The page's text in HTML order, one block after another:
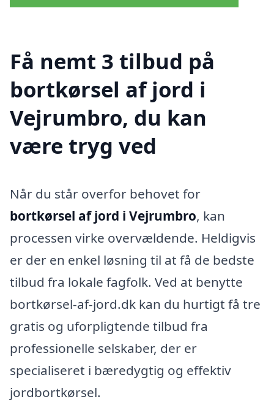
Få nemt 3 tilbud på
bortkørsel af jord i
Vejrumbro, du kan
være tryg ved
Når du står overfor behovet for
bortkørsel af jord i Vejrumbro, kan
processen virke overvældende. Heldigvis
er der en enkel løsning til at få de bedste
tilbud fra lokale fagfolk. Ved at benytte
bortkørsel-af-jord.dk kan du hurtigt få tre
gratis og uforpligtende tilbud fra
professionelle selskaber, der er
specialiseret i bæredygtig og effektiv
jordbortkørsel.